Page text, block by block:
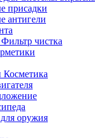
присадки
антигели
чистка
оружия